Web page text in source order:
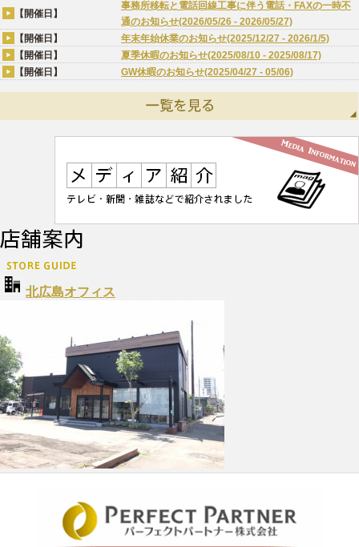
【開催日】
事務所移転と電話回線工事に伴う電話・FAXの一時不
通のお知らせ(2026/05/26 - 2026/05/27)
【開催日】
年末年始休業のお知らせ(2025/12/27 - 2026/1/5)
【開催日】
夏季休暇のお知らせ(2025/08/10 - 2025/08/17)
【開催日】
GW休暇のお知らせ(2025/04/27 - 05/06)
北広島オフィス